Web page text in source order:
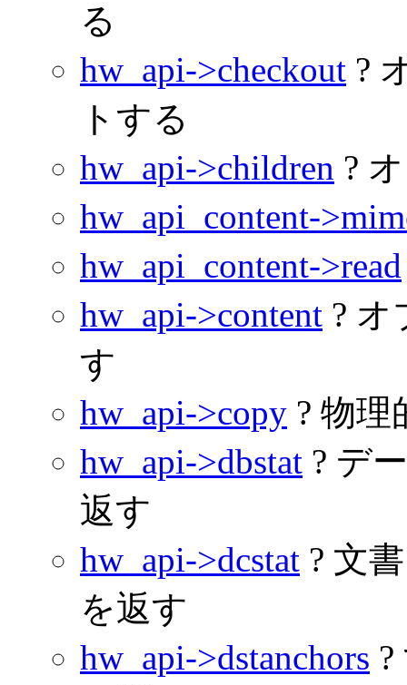
る
hw_api->checkout ?
トする
hw_api->children ?
hw_api_content-
hw_api_content->read
hw_api->content ?
す
hw_api->copy ? 物
hw_api->dbstat ? デ
返す
hw_api->dcstat ? 文
を返す
hw_api->dstanchors